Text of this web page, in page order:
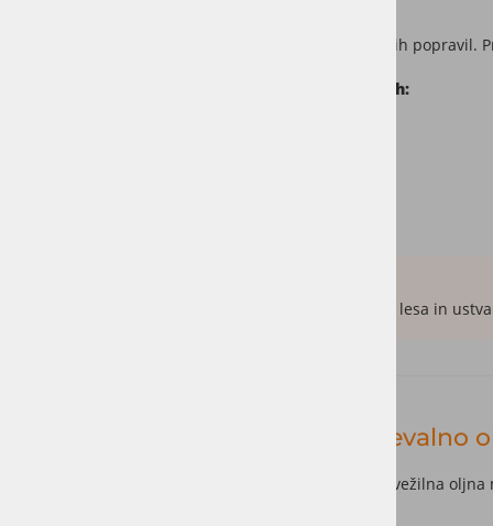
Velika prednost Polyx-Oil sistema je možnost lokalnih
različnih sijajih:
Transparent Polyx-Oil poudari naravno teksturo lesa in
Osmo Maintenance Oil – Vzdrževalno
je posebna osvežilna